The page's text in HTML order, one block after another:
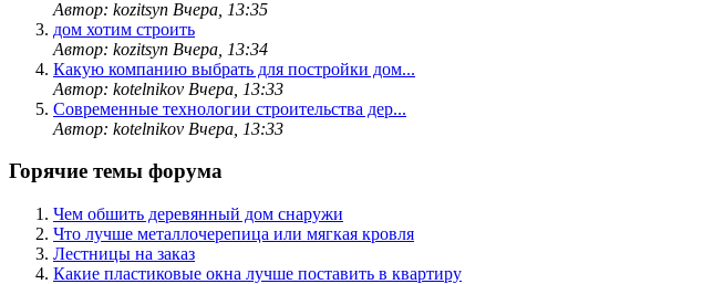
Автор: kozitsyn Вчера, 13:35
дом хотим строить
Автор: kozitsyn Вчера, 13:34
Какую компанию выбрать для постройки дом...
Автор: kotelnikov Вчера, 13:33
Современные технологии строительства дер...
Автор: kotelnikov Вчера, 13:33
Горячие темы форума
Чем обшить деревянный дом снаружи
Что лучше металлочерепица или мягкая кровля
Лестницы на заказ
Какие пластиковые окна лучше поставить в квартиру